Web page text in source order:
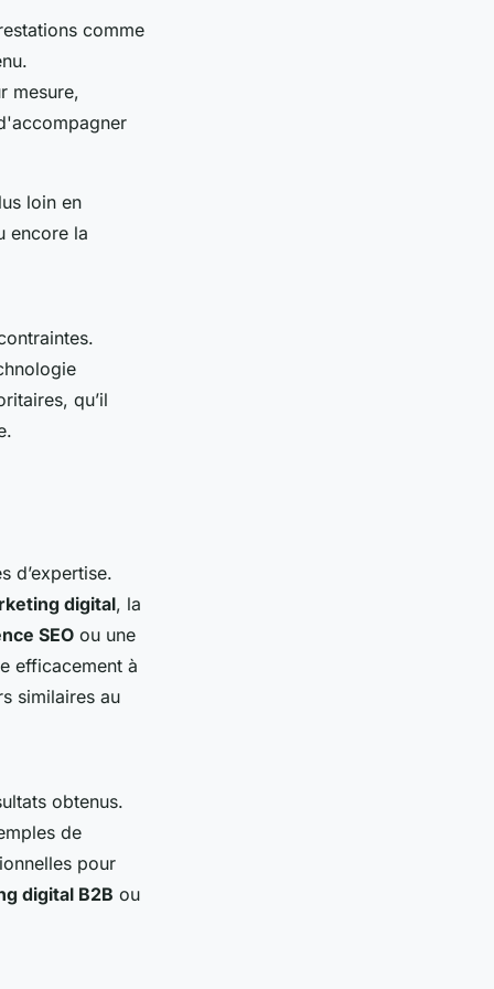
comme
mesure,
loin en
encore la
qu’il
d’expertise.
digital, la
SEO ou une
efficacement à
similaires au
obtenus.
de
pour
digital B2B ou